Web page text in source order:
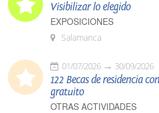
Visibilizar lo elegido
EXPOSICIONES
Salamanca
01/07/2026 30/09/2026
122 Becas de residencia
gratuito
OTRAS ACTIVIDADES